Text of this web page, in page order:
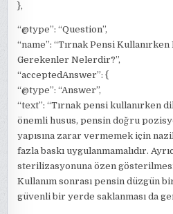
},
“@type”: “Question”,
“name”: “Tırnak Pensi
Gerekenler Nelerdir?”,
“acceptedAnswer”: {
“@type”: “Answer”,
“text”: “Tırnak pensi kullanırken
önemli husus, pensin doğru
yapısına zarar vermemek için
fazla baskı uygulanmamalıdır.
sterilizasyonuna özen
Kullanım sonrası pensin düzgün
güvenli bir yerde saklanması da